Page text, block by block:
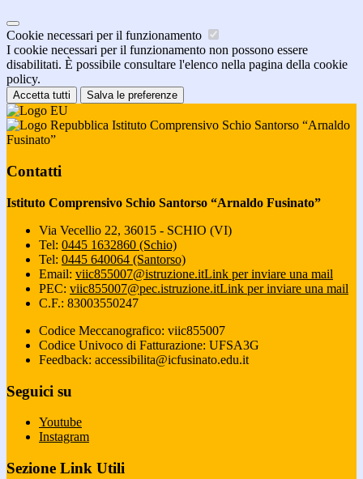
Cookie necessari per il funzionamento
I cookie necessari per il funzionamento non possono essere
disabilitati. È possibile consultare l'elenco nella pagina della cookie
policy.
Accetta tutti Salva le preferenze
Istituto Comprensivo Schio Santorso “Arnaldo
Fusinato”
Contatti
Istituto Comprensivo Schio Santorso “Arnaldo Fusinato”
Via Vecellio 22, 36015 - SCHIO (VI)
Tel: 0445 1632860 (Schio)
Tel: 0445 640064 (Santorso)
Email: viic855007@istruzione.itLink per inviare una mail
PEC: viic855007@pec.istruzione.itLink per inviare una mail
C.F.: 83003550247
Codice Meccanografico: viic855007
Codice Univoco di Fatturazione: UFSA3G
Feedback: accessibilita@icfusinato.edu.it
Seguici su
Youtube
Instagram
Sezione Link Utili